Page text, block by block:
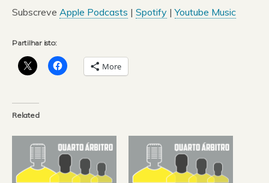
áudio
Subscreve Apple Podcasts | Spotify |Youtube Music
Partilhar isto:
More
Related